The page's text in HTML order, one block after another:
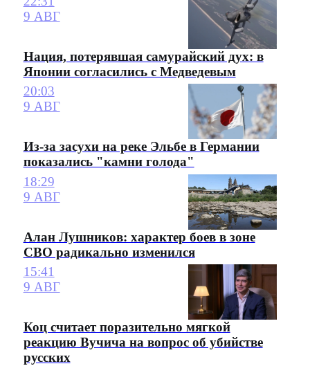
9 АВГ
Нация, потерявшая самурайский дух: в
Японии согласились с Медведевым
20:03
9 АВГ
Из-за засухи на реке Эльбе в Германии
показались "камни голода"
18:29
9 АВГ
Алан Лушников: характер боев в зоне
СВО радикально изменился
15:41
9 АВГ
Коц считает поразительно мягкой
реакцию Вучича на вопрос об убийстве
русских